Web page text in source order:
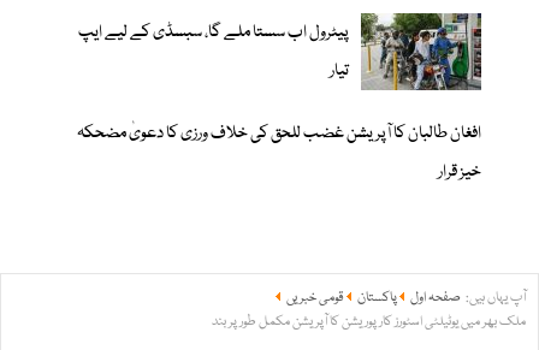
پیٹرول اب سستا ملے گا، سبسڈی کے لیے ایپ
تیار
افغان طالبان کا آپریشن غضب للحق کی خلاف ورزی کا دعویٰ مضحکہ
خیز قرار
آپ یہاں ہیں: صفحہ اول پاکستان
قومی خبریں
ملک بھر میں یوٹیلٹی اسٹورز کارپوریشن کا آپریشن مکمل طور پر بند